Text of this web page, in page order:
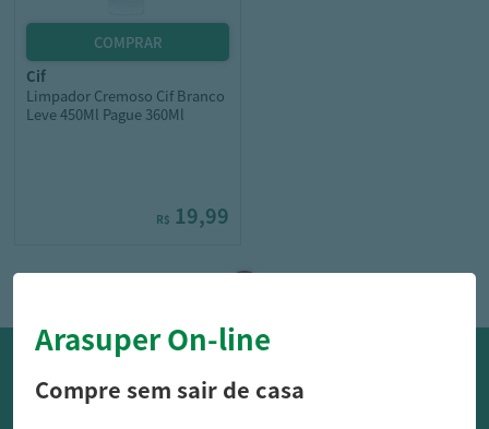
cif
Limpador Cremoso Cif Branco
Leve 450Ml Pague 360Ml
R$ 19,99
OFERTAS NO WHATSAPP:
Siga nossos canais oficiais de ofertas no Whasapp!
Arasuper On-line
Compre sem sair de casa